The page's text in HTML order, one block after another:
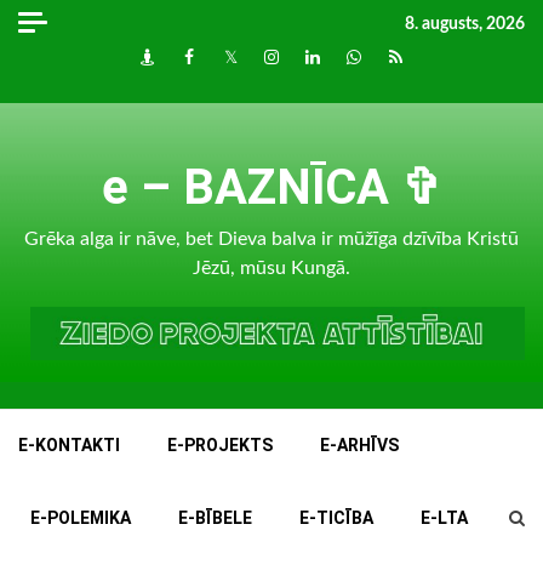
Skip
8. augusts, 2026
DraugiemFacebook
TwitterInstagram
LinkedInwhatsapp
RSS
e – BAZNĪCA ✞
Grēka alga ir nāve, bet Dieva balva ir mūžīga dzīvība Kristū
Jēzū, mūsu Kungā.
E-KONTAKTI E-PROJEKTS E-ARHĪVS
E-POLEMIKA E-BĪBELE E-TICĪBA E-LTA